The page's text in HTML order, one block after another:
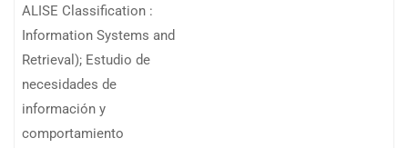
ALISE Classification :
Information Systems and
Retrieval); Estudio de
necesidades de
información y
comportamiento